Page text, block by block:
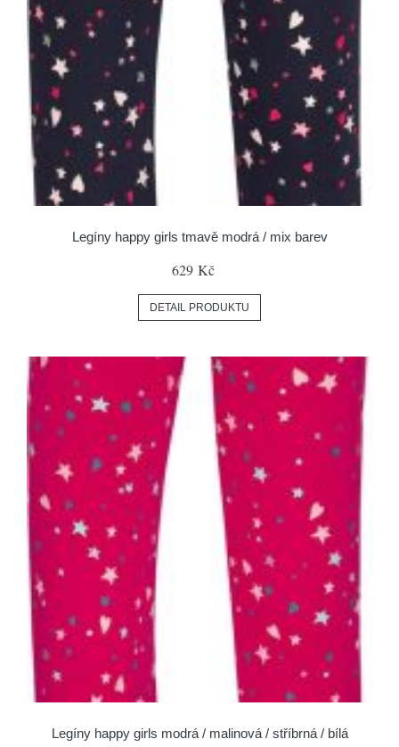
Legíny happy girls tmavě modrá / mix barev
629 Kč
DETAIL PRODUKTU
Legíny happy girls modrá / malinová / stříbrná / bílá